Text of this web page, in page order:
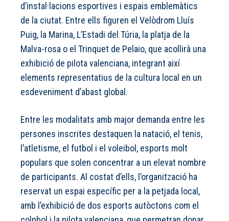
d’instal·lacions esportives i espais emblemàtics
de la ciutat. Entre ells figuren el Velòdrom Lluís
Puig, la Marina, L’Estadi del Túria, la platja de la
Malva-rosa o el Trinquet de Pelaio, que acollirà una
exhibició de pilota valenciana, integrant així
elements representatius de la cultura local en un
esdeveniment d’abast global.
Entre les modalitats amb major demanda entre les
persones inscrites destaquen la natació, el tenis,
l’atletisme, el futbol i el voleibol, esports molt
populars que solen concentrar a un elevat nombre
de participants. Al costat d’ells, l’organització ha
reservat un espai específic per a la petjada local,
amb l’exhibició de dos esports autòctons com el